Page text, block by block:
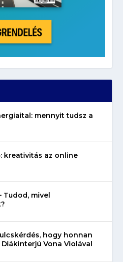
mennyit tudsz a
kreativitás az online
Tudod, mivel
hogy honnan
Diákinterjú Vona Violával